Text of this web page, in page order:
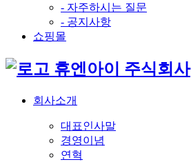
- 자주하시는 질문
- 공지사항
쇼핑몰
휴엔아이 주식회사
회사소개
대표인사말
경영이념
연혁